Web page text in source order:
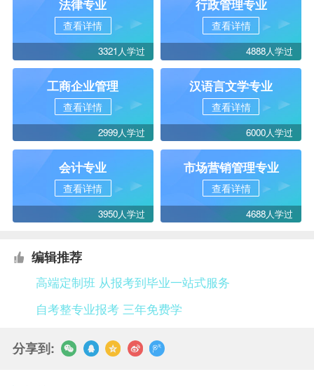
法律专业
查看详情
3321人学过
行政管理专业
查看详情
4888人学过
工商企业管理
查看详情
2999人学过
汉语言文学专业
查看详情
6000人学过
会计专业
查看详情
3950人学过
市场营销管理专业
查看详情
4688人学过
编辑推荐
高端定制班 从报考到毕业一站式服务
自考整专业报考 三年免费学
分享到: